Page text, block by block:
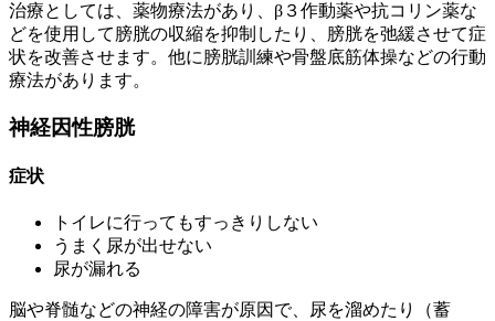
治療としては、薬物療法があり、β３作動薬や抗コリン薬な
どを使用して膀胱の収縮を抑制したり、膀胱を弛緩させて症
状を改善させます。他に膀胱訓練や骨盤底筋体操などの行動
療法があります。
神経因性膀胱
症状
トイレに行ってもすっきりしない
うまく尿が出せない
尿が漏れる
脳や脊髄などの神経の障害が原因で、尿を溜めたり（蓄